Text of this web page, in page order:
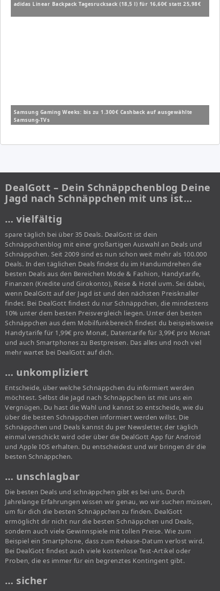
adidas Linear Backpack Tagesrucksack (18,5 l) für 16,60€ statt 25,98€
Samsung Gaming Weeks: bis zu 1.300€ Cashback auf ausgewählte
Samsung-TVs
DealGott – Dein Schnäppchenblog Deine
Jagd nach Schnäppchen mit uns ist…
… vielfältig
spare täglich bei über 35 Deals. DealGott ist dein
Schnäppchenblog mit einer großartigen Auswahl an Deals und
Schnäppchen. Seit 2009 sind es nun schon weit mehr als 100.000
Deals. In den täglichen Deals findest du im Handumdrehen die
besten Deals aus den Bereichen Mode & Fashion, Handytarife,
Finanzen (Kredite und Girokonto), Reise & Hotel uvm. Sei dabei,
wenn DealGott auf der Jagd ist und den nächsten Preisknaller
findet. Bei DealGott findest du nur Schnäppchen, die mindestens
10% unter dem besten Preisvergleich liegen. Unter den besten
Schnäppchen aus dem Mobilfunkbereich findest du beispielsweise
Handytarife für 1,99€ pro Monat, Datentarife für 3,99€ pro Monat
und auch Smartphones zu Bestpreisen. Das alles und noch viel
mehr wartet bei DealGott auf dich.
… unkompliziert
Entscheide, über welche Schnäppchen du informiert werden
möchtest. Selbst die Jagd nach Schnäppchen ist mit uns ein
Vergnügen. Du hast die Wahl und kannst so entscheide, wie du
über die besten Schnäppchen informiert werden willst. Die
Schnäppchen und Deals kannst du per Newsletter, der täglich
einmal verschickt wird oder über die DealGott App für Android
und Apple IOS erhalten. Du entscheidest und wir bringen dir die
besten Schnäppchen.
… unschlagbar
Die besten Deals und schnäppchen gibt es bei uns. Durch
Jahrelange Erfahrungen wissen wir genau, wo wir suchen müssen,
um für dich die besten Schnäppchen zu finden. DealGott
ermöglicht dir nicht nur die besten Schnäppchen und Deals,
sondern auch viele Gewinnspiele mit tollen Preise. Wie zum
Beispiel ein Smartphone, dass zum Release-Datum verlost wird.
Bei DealGott findest auch viele kostenlose Test-Artikel oder
Proben, die es immer für ein begrenztes Kontingent gibt.
… sicher